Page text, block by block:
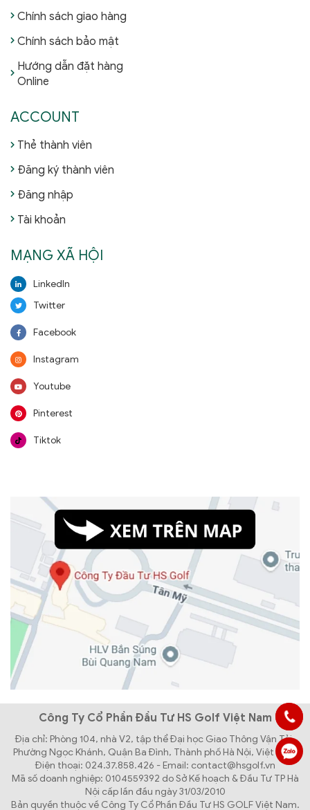
Chính sách giao hàng
Chính sách bảo mật
Hướng dẫn đặt hàng
Online
ACCOUNT
Thẻ thành viên
Đăng ký thành viên
Đăng nhập
Tài khoản
MẠNG XÃ HỘI
LinkedIn
Twitter
Facebook
Instagram
Youtube
Pinterest
Tiktok
Công Ty Cổ Phần Đầu Tư HS Golf Việt Nam
Địa chỉ: Phòng 104, nhà V2, tập thể Đại học Giao Thông Vận Tải,
Phường Ngọc Khánh, Quận Ba Đình, Thành phố Hà Nội, Việt Nam
Điện thoại: 024.37.858.426 - Email: contact@hsgolf.vn
Mã số doanh nghiệp: 0104559392 do Sở Kế hoạch & Đầu Tư TP Hà
Nội cấp lần đầu ngày 31/03/2010
Bản quyền thuộc về Công Ty Cổ Phần Đầu Tư HS GOLF Việt Nam.